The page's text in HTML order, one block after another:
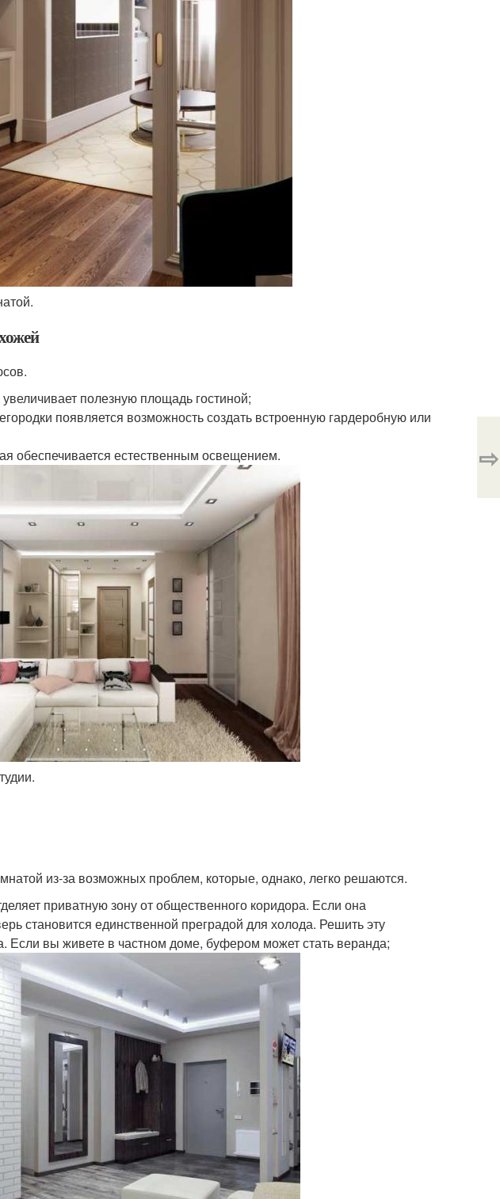
полезную площадь гостиной;
появляется возможность создать встроенную гардеробную или
обеспечивается естественным освещением.
из-за возможных проблем, которые, однако, легко решаются.
приватную зону от общественного коридора. Если она
становится единственной преградой для холода. Решить эту
Если вы живете в частном доме, буфером может стать веранда;
⇨